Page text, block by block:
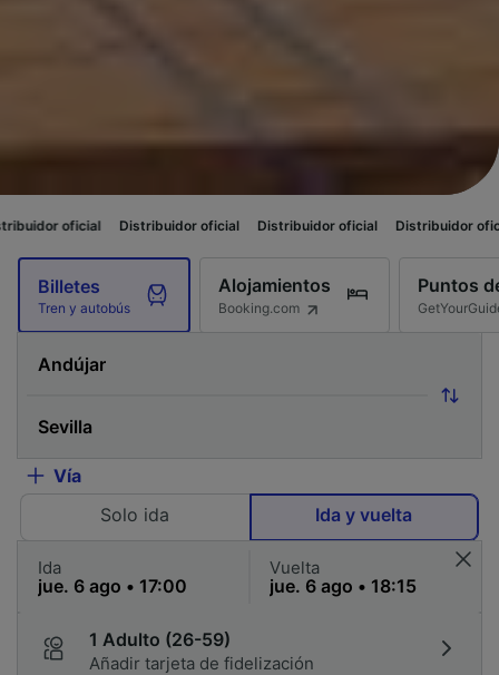
Distribuidor oficial Distribuidor oficial Distribuidor oficial
Billetes
Tren y autobús
Alojamientos
Booking.com
Puntos
Vía
Solo ida
Ida y vuelta
Ida Vuelta
1 Adulto (26-59)
Añadir tarjeta de fidelización